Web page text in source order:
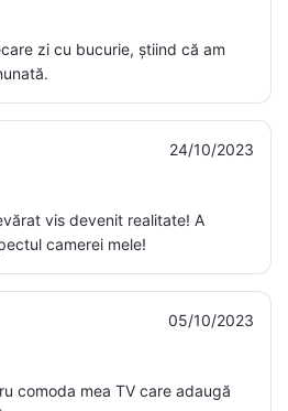
zi cu bucurie, știind că am
24/10/2023
vis devenit realitate! A
camerei mele!
05/10/2023
comoda mea TV care adaugă